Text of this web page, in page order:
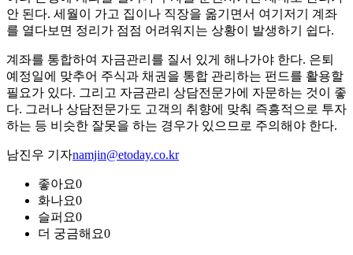
안 된다. 세월이 가고 집이나 직장을 옮기면서 여기저기 계좌
를 열다보면 정리가 점점 어려워지는 상황이 발생하기 쉽다.
계좌를 통합하여 자금관리를 질서 있게 해나가야 한다. 은퇴
예정일에 맞추어 주식과 채권을 통합 관리하는 펀드를 활용할
필요가 있다. 그리고 자금관리 상담전문가에 자문하는 것이 좋
다. 그러나 상담전문가도 고객의 취향에 맞춰 즉흥적으로 투자
하는 등 비슷한 잘못을 하는 경우가 있으므로 주의해야 한다.
남진우 기자namjin@etoday.co.kr
좋아요0
화나요0
슬퍼요0
더 궁금해요0